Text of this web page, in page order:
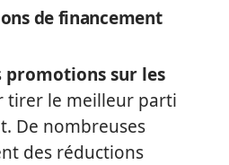
de financement
promotions sur les
tirer le meilleur parti
De nombreuses
des réductions